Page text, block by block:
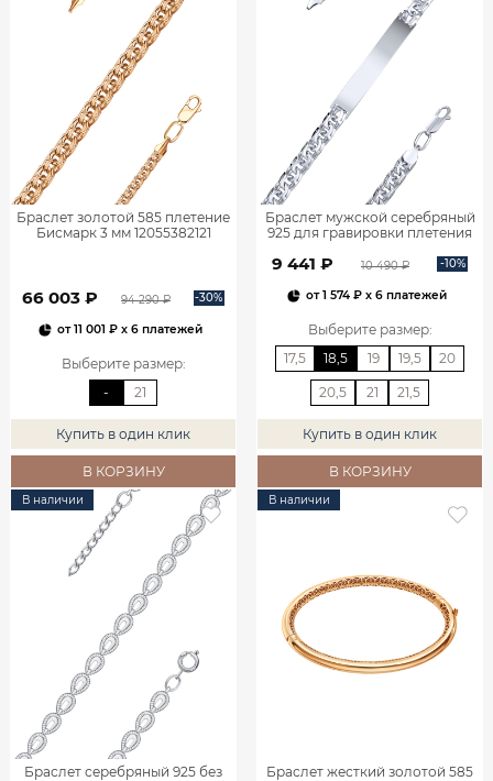
Браслет золотой 585 плетение
Бисмарк 3 мм 12055382121
66 003 ₽ 94 290 ₽ -30%
от11 001 ₽ x 6 платежей
Выберите размер:
-
21
Купить в один клик
В КОРЗИНУ
Браслет мужской серебряный
925 для гравировки плетения
9 441 ₽ 10 490 ₽ -10%
от1 574 ₽ x 6 платежей
Выберите размер:
17,5
18,5 19 19,5 20
20,5 21 21,5
Купить в один клик
В КОРЗИНУ
В наличии
Браслет серебряный 925 без
В наличии
Браслет жесткий золотой 585